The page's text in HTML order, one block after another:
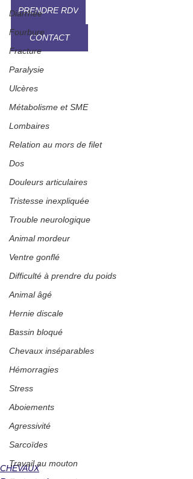
Diarrhée
Fourbure
Fracture
Paralysie
Ulcères
Métabolisme et SME
Lombaires
Relation au mors de filet
Dos
Douleurs articulaires
Tristesse inexpliquée
Trouble neurologique
Animal mordeur
Ventre gonflé
Difficulté à prendre du poids
Animal âgé
Hernie discale
Bassin bloqué
Chevaux inséparables
Hémorragies
Stress
Aboiements
Agressivité
Sarcoïdes
Travail au mouton
PRENDRE RDV
CONTACT
CHEVAUX